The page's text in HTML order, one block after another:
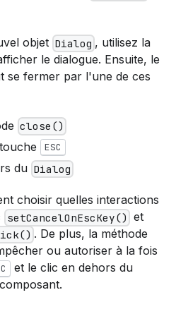
objet Dialog , utilisez la
le dialogue. Ensuite, le
se fermer par l'une de ces
close()
ESC
du Dialog
choisir quelles interactions
setCancelOnEscKey() et
. De plus, la méthode
ou autoriser à la fois
et le clic en dehors du